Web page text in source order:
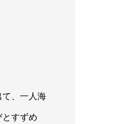
、一人海
すずめ